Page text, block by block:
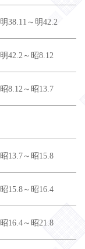
明38.11～明42.2
明42.2～昭8.12
昭8.12～昭13.7
昭13.7～昭15.8
昭15.8～昭16.4
昭16.4～昭21.8